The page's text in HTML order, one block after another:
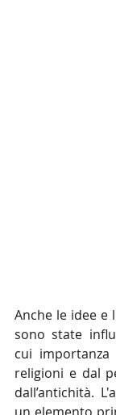
Anche le idee e
sono state
cui
religioni e dal
dall’antichità.